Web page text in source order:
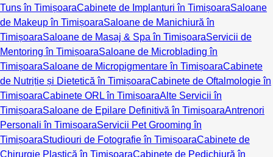
Tuns în TimișoaraCabinete de Implanturi în TimișoaraSaloane
de Makeup în TimișoaraSaloane de Manichiură în
TimișoaraSaloane de Masaj & Spa în TimișoaraServicii de
Mentoring în TimișoaraSaloane de Microblading în
TimișoaraSaloane de Micropigmentare în TimișoaraCabinete
de Nutriție și Dietetică în TimișoaraCabinete de Oftalmologie în
TimișoaraCabinete ORL în TimișoaraAlte Servicii în
TimișoaraSaloane de Epilare Definitivă în TimișoaraAntrenori
Personali în TimișoaraServicii Pet Grooming în
TimișoaraStudiouri de Fotografie în TimișoaraCabinete de
Chirurgie Plastică în TimișoaraCabinete de Pedichiură în